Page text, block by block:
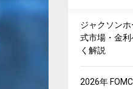
ジャクソン
式市場・金
く解説
2026年